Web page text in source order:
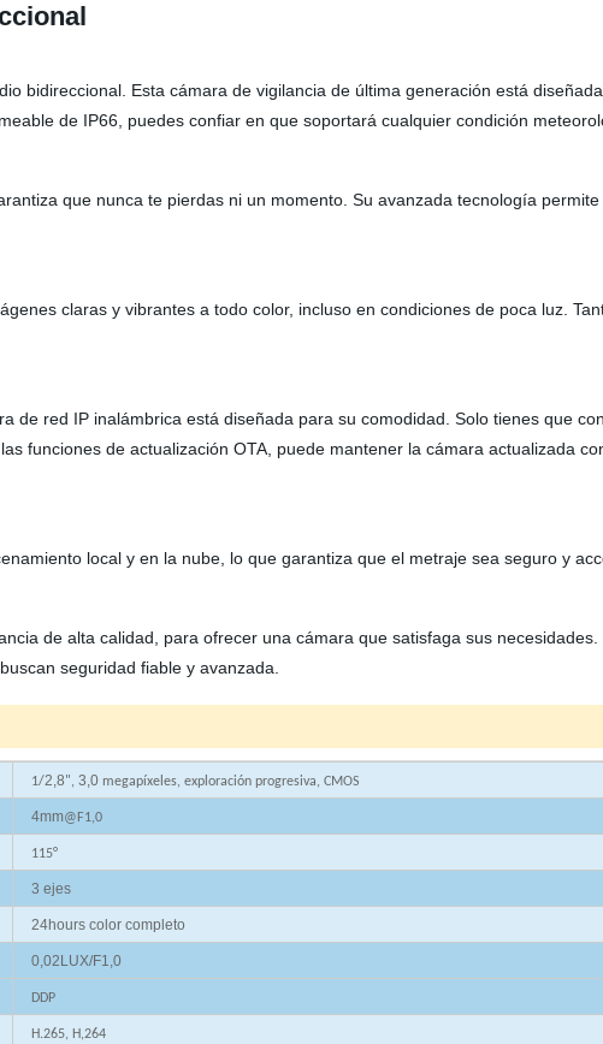
bidireccional. Esta cámara de vigilancia de última generación está
de IP66, puedes confiar en que soportará cualquier condición
que nunca te pierdas ni un momento. Su avanzada tecnología
claras y vibrantes a todo color, incluso en condiciones de poca luz.
de red IP inalámbrica está diseñada para su comodidad. Solo tienes que
funciones de actualización OTA, puede mantener la cámara actualizada
local y en la nube, lo que garantiza que el metraje sea seguro y
de alta calidad, para ofrecer una cámara que satisfaga sus
seguridad fiable y avanzada.
1/2,8", 3,0 megapíxeles, exploración progresiva, CMOS
4mm@F1,0
115°
3 ejes
24hours color completo
0,02LUX/F1,0
DDP
H.265, H,264